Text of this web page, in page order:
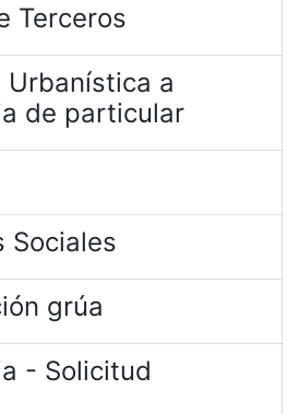
Terceros
Urbanística a
de particular
Sociales
grúa
- Solicitud